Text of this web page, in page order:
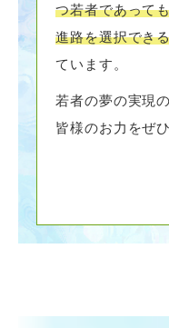
つ若者であって
進路を選択でき
ています。
若者の夢の実現
皆様のお力をぜ